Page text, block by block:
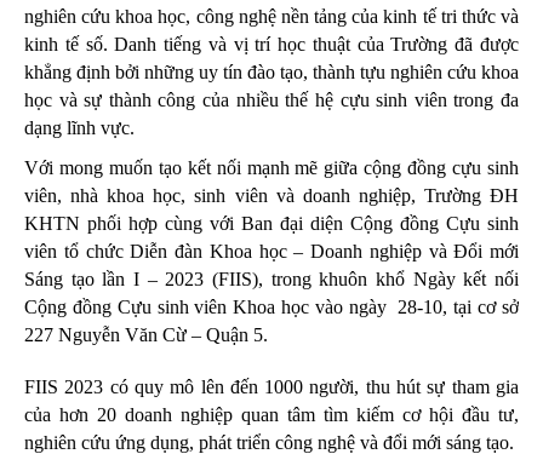
nghiên cứu khoa học, công nghệ nền tảng của kinh tế tri thức và
kinh tế số. Danh tiếng và vị trí học thuật của Trường đã được
khẳng định bởi những uy tín đào tạo, thành tựu nghiên cứu khoa
học và sự thành công của nhiều thế hệ cựu sinh viên trong đa
dạng lĩnh vực.
Với mong muốn tạo kết nối mạnh mẽ giữa cộng đồng cựu sinh
viên, nhà khoa học, sinh viên và doanh nghiệp, Trường ĐH
KHTN phối hợp cùng với Ban đại diện Cộng đồng Cựu sinh
viên tổ chức Diễn đàn Khoa học – Doanh nghiệp và Đổi mới
Sáng tạo lần I – 2023 (FIIS), trong khuôn khổ Ngày kết nối
Cộng đồng Cựu sinh viên Khoa học vào ngày 28-10, tại cơ sở
227 Nguyễn Văn Cừ – Quận 5.
FIIS 2023 có quy mô lên đến 1000 người, thu hút sự tham gia
của hơn 20 doanh nghiệp quan tâm tìm kiếm cơ hội đầu tư,
nghiên cứu ứng dụng, phát triển công nghệ và đổi mới sáng tạo.